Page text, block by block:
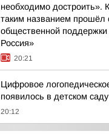
необходимо достроить».
таким названием прошёл
общественной
Россия»
20:21
Цифровое
появилось в детском
20:12